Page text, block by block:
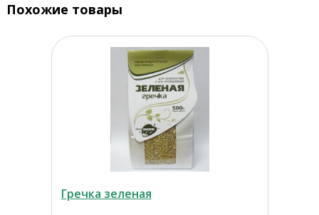
Похожие товары
Гречка зеленая